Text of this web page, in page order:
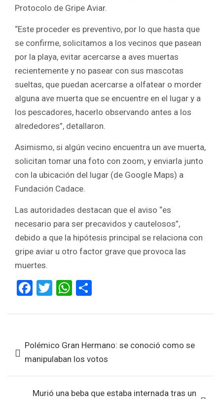
Protocolo de Gripe Aviar.
“Este proceder es preventivo, por lo que hasta que
se confirme, solicitamos a los vecinos que pasean
por la playa, evitar acercarse a aves muertas
recientemente y no pasear con sus mascotas
sueltas, que puedan acercarse a olfatear o morder
alguna ave muerta que se encuentre en el lugar y a
los pescadores, hacerlo observando antes a los
alrededores”, detallaron.
Asimismo, si algún vecino encuentra un ave muerta,
solicitan tomar una foto con zoom, y enviarla junto
con la ubicación del lugar (de Google Maps) a
Fundación Cadace.
Las autoridades destacan que el aviso “es
necesario para ser precavidos y cautelosos”,
debido a que la hipótesis principal se relaciona con
gripe aviar u otro factor grave que provoca las
muertes.
F
ce
o
o
k
T
tt
W
at
A
p
p
ar
de
entradas
Polémico Gran Hermano: se conoció como se
manipulaban los votos
Murió una beba que estaba internada tras un